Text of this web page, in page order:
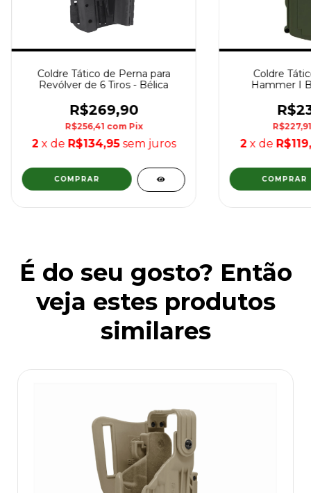
Coldre Tático de Perna para
Revólver de 6 Tiros - Bélica
R$269,90
R$256,41 com Pix
2 x de R$134,95 sem juros
COMPRAR
Coldre
Hammer I
2 x de
COMPRAR
É do seu gosto? Então
veja estes produtos
similares